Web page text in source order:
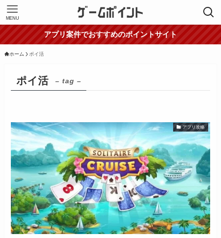
MENU
アプリ案件でおすすめのポイントサイト
ホーム ポイ活
ポイ活 – tag –
アプリ攻略